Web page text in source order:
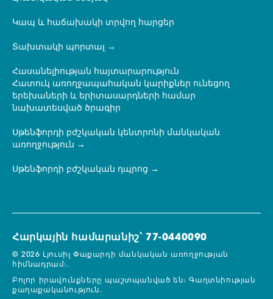
Կապ և հաճախակի տրվող հարցեր
Տախտակի պորտալ
Հասանելիության հայտարարություն
Հատուկ առողջապահական կարիքներ ունեցող
երեխաների և երիտասարդների համար
նախատեսված ծրագիր
Սթենֆորդի բժշկական կենտրոնի մանկական
առողջություն
Սթենֆորդի բժշկական դպրոց
Հարկային համարանիշ՝ 77-0440090
© 2026 Լյուսիլ Փաքարդի մանկական առողջության
հիմնադրամ։.
Բոլոր իրավունքները պաշտպանված են։Գաղտնիության
քաղաքականություն.